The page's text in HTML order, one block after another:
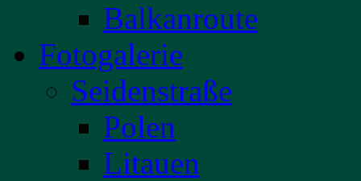
Balkanroute
Fotogalerie
Seidenstraße
Polen
Litauen